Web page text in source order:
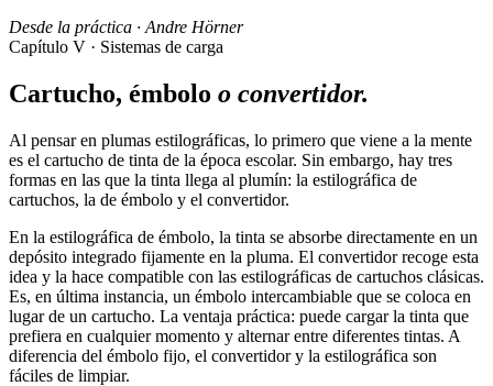
Desde la práctica · Andre Hörner
Capítulo V · Sistemas de carga
Cartucho, émbolo o convertidor.
Al pensar en plumas estilográficas, lo primero que viene a la mente
es el cartucho de tinta de la época escolar. Sin embargo, hay tres
formas en las que la tinta llega al plumín: la estilográfica de
cartuchos, la de émbolo y el convertidor.
En la estilográfica de émbolo, la tinta se absorbe directamente en un
depósito integrado fijamente en la pluma. El convertidor recoge esta
idea y la hace compatible con las estilográficas de cartuchos clásicas.
Es, en última instancia, un émbolo intercambiable que se coloca en
lugar de un cartucho. La ventaja práctica: puede cargar la tinta que
prefiera en cualquier momento y alternar entre diferentes tintas. A
diferencia del émbolo fijo, el convertidor y la estilográfica son
fáciles de limpiar.